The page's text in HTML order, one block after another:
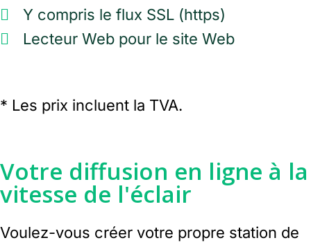
Y compris le flux SSL (https)
Lecteur Web pour le site Web
* Les prix incluent la TVA.
Votre diffusion en ligne à la
vitesse de l'éclair
Voulez-vous créer votre propre station de